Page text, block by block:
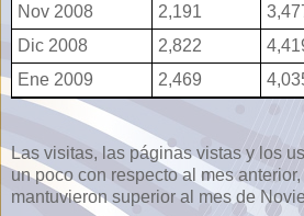
Nov 2008
2,191
Dic 2008
2,822
Ene 2009
2,469
Las visitas, las páginas vistas y los
un poco con respecto al mes
mantuvieron superior al mes de